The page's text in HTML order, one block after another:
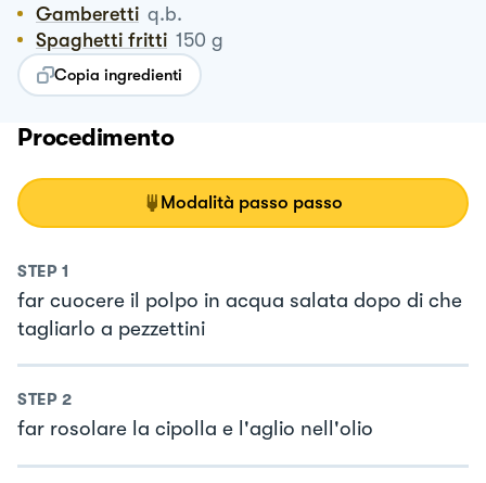
Gamberetti q.b.
Spaghetti fritti 150 g
Copia ingredienti
Procedimento
Modalità passo passo
STEP 1
far cuocere il polpo in acqua salata dopo di che
tagliarlo a pezzettini
STEP 2
far rosolare la cipolla e l'aglio nell'olio